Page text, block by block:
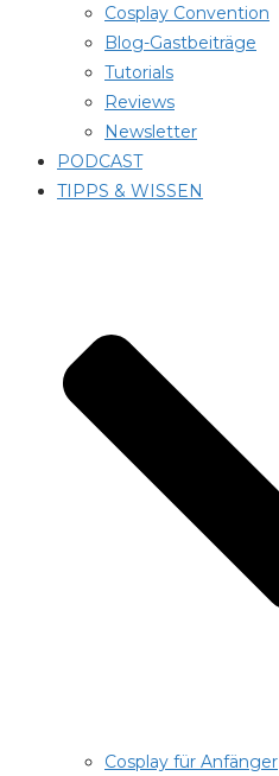
Cosplay Convention
Blog-Gastbeiträge
Tutorials
Reviews
Newsletter
PODCAST
TIPPS & WISSEN
Cosplay für Anfänger